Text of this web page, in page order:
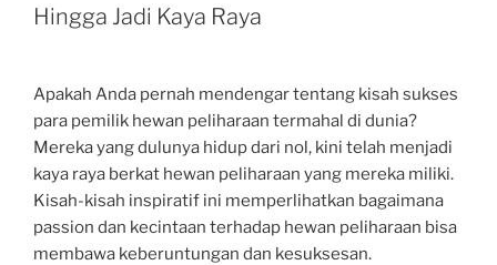
Hingga Jadi Kaya Raya
Apakah Anda pernah mendengar tentang kisah sukses
para pemilik hewan peliharaan termahal di dunia?
Mereka yang dulunya hidup dari nol, kini telah menjadi
kaya raya berkat hewan peliharaan yang mereka miliki.
Kisah-kisah inspiratif ini memperlihatkan bagaimana
passion dan kecintaan terhadap hewan peliharaan bisa
membawa keberuntungan dan kesuksesan.